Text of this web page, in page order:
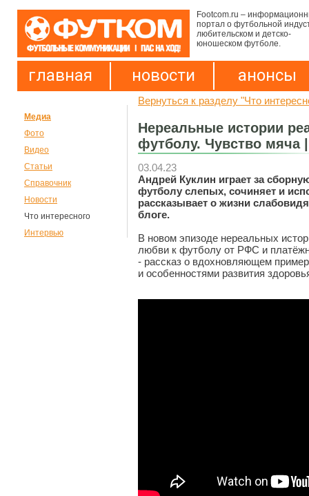
Footcom.ru –
портал о футбольной
любительском и детско-
юношеском футболе.
главная новости анонсы
Медиа
Фото
Видео
Статьи
Справочник
Новости
Что интересного
Интервью
Вернуться к разделу "Что
Нереальные истории
футболу. Чувство
03.04.23
Андрей Куклин играет за
футболу слепых, сочиняет и
рассказывает о жизни
блоге.
В новом эпизоде нереальных
любви к футболу от РФС и
- рассказ о вдохновляющем
и особенностями развития